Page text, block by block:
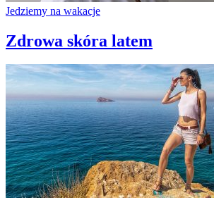
Jedziemy na wakacje
Zdrowa skóra latem